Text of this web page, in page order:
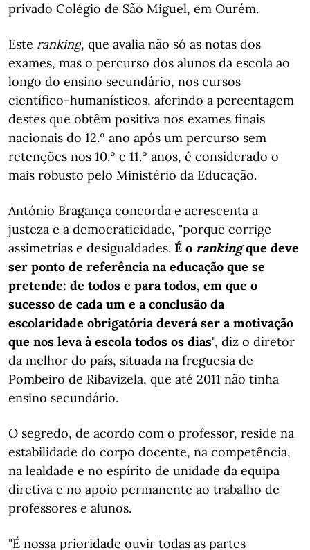
privado Colégio de São Miguel, em Ourém.
Este ranking, que avalia não só as notas dos
exames, mas o percurso dos alunos da escola ao
longo do ensino secundário, nos cursos
científico-humanísticos, aferindo a percentagem
destes que obtêm positiva nos exames finais
nacionais do 12.º ano após um percurso sem
retenções nos 10.º e 11.º anos, é considerado o
mais robusto pelo Ministério da Educação.
António Bragança concorda e acrescenta a
justeza e a democraticidade, "porque corrige
assimetrias e desigualdades. É o rankingque deve
ser ponto de referência na educação que se
pretende: de todos e para todos, em que o
sucesso de cada um e a conclusão da
escolaridade obrigatória deverá ser a motivação
que nos leva à escola todos os dias", diz o diretor
da melhor do país, situada na freguesia de
Pombeiro de Ribavizela, que até 2011 não tinha
ensino secundário.
O segredo, de acordo com o professor, reside na
estabilidade do corpo docente, na competência,
na lealdade e no espírito de unidade da equipa
diretiva e no apoio permanente ao trabalho de
professores e alunos.
"É nossa prioridade ouvir todas as partes